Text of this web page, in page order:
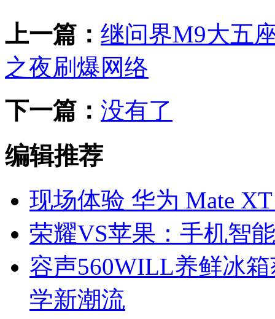
上一篇： 继问界M9大五
之夜刷爆网络
下一篇： 没有了
编辑推荐
现场体验 华为 Mate
荣耀VS苹果：手机智
容声560WILL养鲜冰
学新潮流